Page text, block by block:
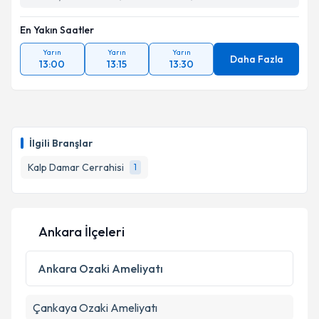
İlgili Branşlar
Kalp Damar Cerrahisi
1
En Yakın Saatler
Yarın
13:00
Yarın
13:15
Yarın
13:30 Daha Fazla
Ankara İlçeleri
Ankara Ozaki Ameliyatı
ÇankayaOzaki Ameliyatı